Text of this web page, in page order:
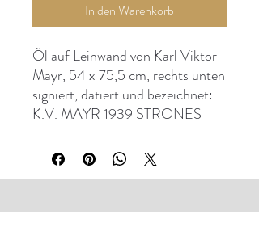
In den Warenkorb
Öl auf Leinwand von Karl Viktor
Mayr, 54 x 75,5 cm, rechts unten
signiert, datiert und bezeichnet:
K.V. MAYR 1939 STRONES